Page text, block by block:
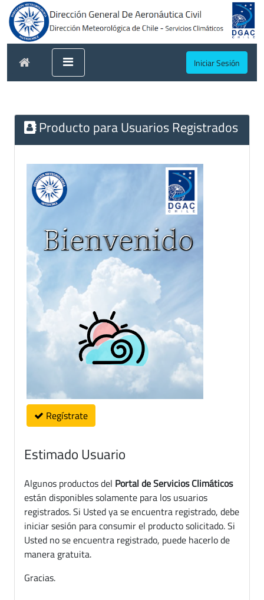
Iniciar Sesión
Producto para Usuarios Registrados
Regístrate
Estimado Usuario
Algunos productos del Portal de Servicios Climáticos
están disponibles solamente para los usuarios
registrados. Si Usted ya se encuentra registrado, debe
iniciar sesión para consumir el producto solicitado. Si
Usted no se encuentra registrado, puede hacerlo de
manera gratuita.
Gracias.